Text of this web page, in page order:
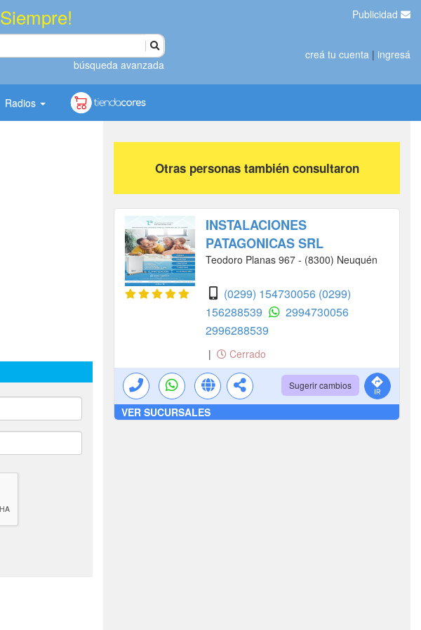
Siempre!
búsqueda avanzada
Publicidad
creá tu cuenta | ingresá
Radios
Otras personas también consultaron
INSTALACIONES
PATAGONICAS SRL
Teodoro Planas 967 - (8300) Neuquén
(0299) 154730056 (0299)
156288539
2994730056
2996288539
| Cerrado
Sugerir cambios
VER SUCURSALES